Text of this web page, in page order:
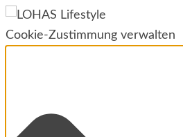
Cookie-Zustimmung verwalten